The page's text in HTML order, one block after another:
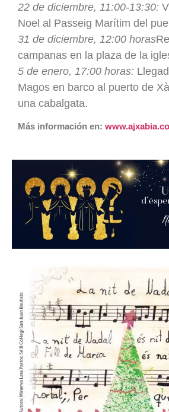
22 de diciembre, 11:00-13:30:
Noel al Passeig Marítim del
31 de diciembre, 12:00 horas
campanas en la plaza de la
5 de enero, 17:00 horas:
Magos en barco al puerto de
una cabalgata.
Más información en: